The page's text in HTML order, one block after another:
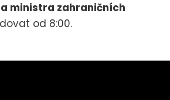
ministra zahraničních
od 8:00.